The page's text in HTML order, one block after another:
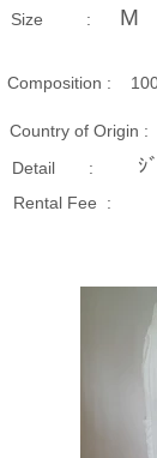
Size​ : M
Composition​ :
Country of Origin :
Detail : ｼ
Rental Fee :